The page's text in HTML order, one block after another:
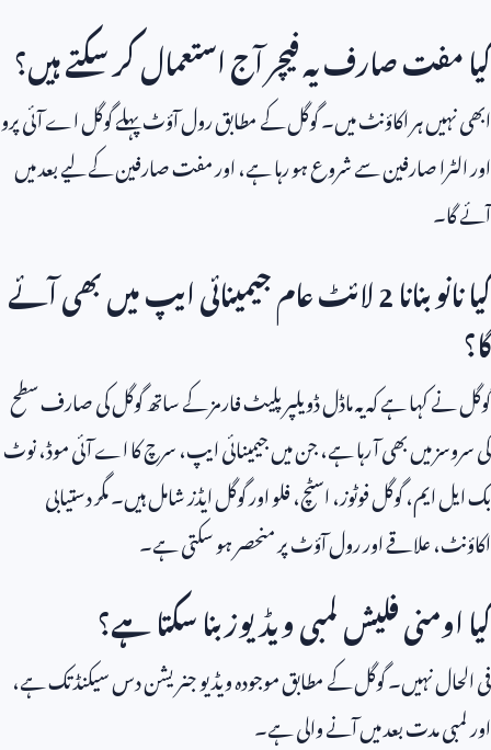
کیا مفت صارف یہ فیچر آج استعمال کر سکتے ہیں؟
ابھی نہیں ہر اکاؤنٹ میں۔ گوگل کے مطابق رول آؤٹ پہلے گوگل اے آئی پرو
اور الٹرا صارفین سے شروع ہو رہا ہے، اور مفت صارفین کے لیے بعد میں
آئے گا۔
کیا نانو بنانا2لائٹ عام جیمینائی ایپ میں بھی آئے
گا؟
گوگل نے کہا ہے کہ یہ ماڈل ڈویلپر پلیٹ فارمز کے ساتھ گوگل کی صارف سطح
کی سروسز میں بھی آ رہا ہے، جن میں جیمینائی ایپ، سرچ کا اے آئی موڈ، نوٹ
بک ایل ایم، گوگل فوٹوز، اسٹچ، فلو اور گوگل ایڈز شامل ہیں۔ مگر دستیابی
اکاؤنٹ، علاقے اور رول آؤٹ پر منحصر ہو سکتی ہے۔
کیا اومنی فلیش لمبی ویڈیوز بنا سکتا ہے؟
فی الحال نہیں۔ گوگل کے مطابق موجودہ ویڈیو جنریشن دس سیکنڈ تک ہے،
اور لمبی مدت بعد میں آنے والی ہے۔